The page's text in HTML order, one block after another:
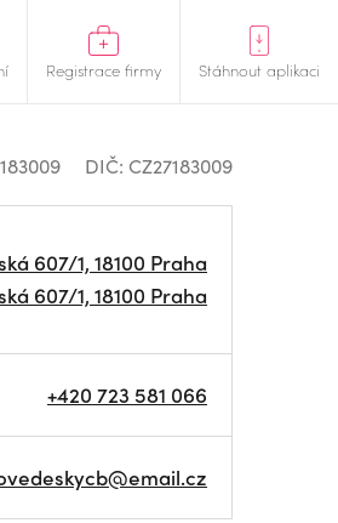
Registrace firmy Stáhnout aplikaci
DIČ: CZ27183009
607/1, 18100 Praha
607/1, 18100 Praha
+420 723 581 066